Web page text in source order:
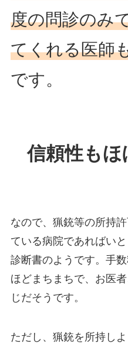
度の問診のみ
てくれる医師
です。
信頼性もほ
なので、猟銃等の所持
ている病院であればい
診断書のようです。手
ほどまちまちで、お医
じだそうです。
ただし、猟銃を所持し